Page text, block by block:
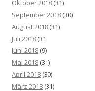
Oktober 2018 (31)
September 2018 (30)
August 2018 (31)
Juli 2018 (31)
Juni 2018 (9)
Mai 2018 (31)
April 2018 (30)
März 2018 (31)